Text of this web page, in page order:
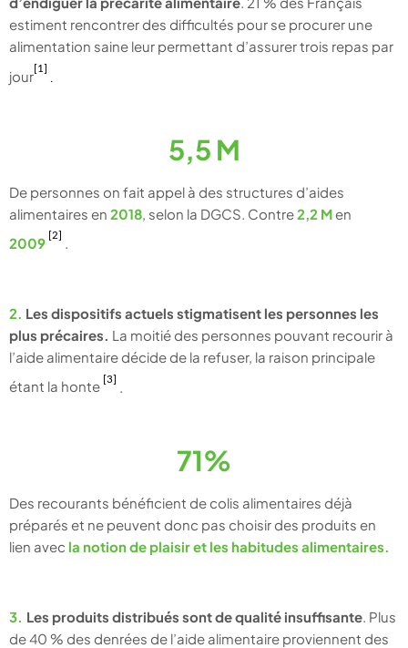
estiment rencontrer des difficultés pour se procurer une
alimentation saine leur permettant d’assurer trois repas par
jour[1]
.
5,5 M
De personnes on fait appel à des structures d’aides
alimentaires en 2018 , selon la DGCS. Contre2,2 M en
2009 [2] .
2. Les dispositifs actuels stigmatisent les personnes les
plus précaires. La moitié des personnes pouvant recourir à
l’aide alimentaire décide de la refuser, la raison principale
étant la honte [3]
71%
Des recourants bénéficient de colis alimentaires déjà
préparés et ne peuvent donc pas choisir des produits en
lien avec la notion de plaisir et les habitudes alimentaires.
3. Les produits distribués sont de qualité insuffisante . Plus
de 40 % des denrées de l’aide alimentaire proviennent des